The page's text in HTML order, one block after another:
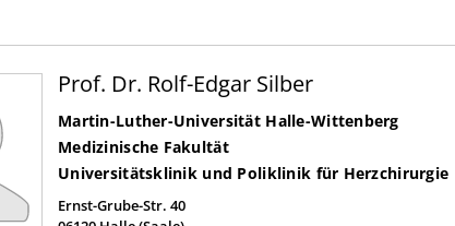
Prof. Dr. Rolf-Edgar Silber
Martin-Luther-Universität Halle-Wittenberg
Medizinische Fakultät
Universitätsklinik und Poliklinik für Herzchirurgie
Ernst-Grube-Str. 40